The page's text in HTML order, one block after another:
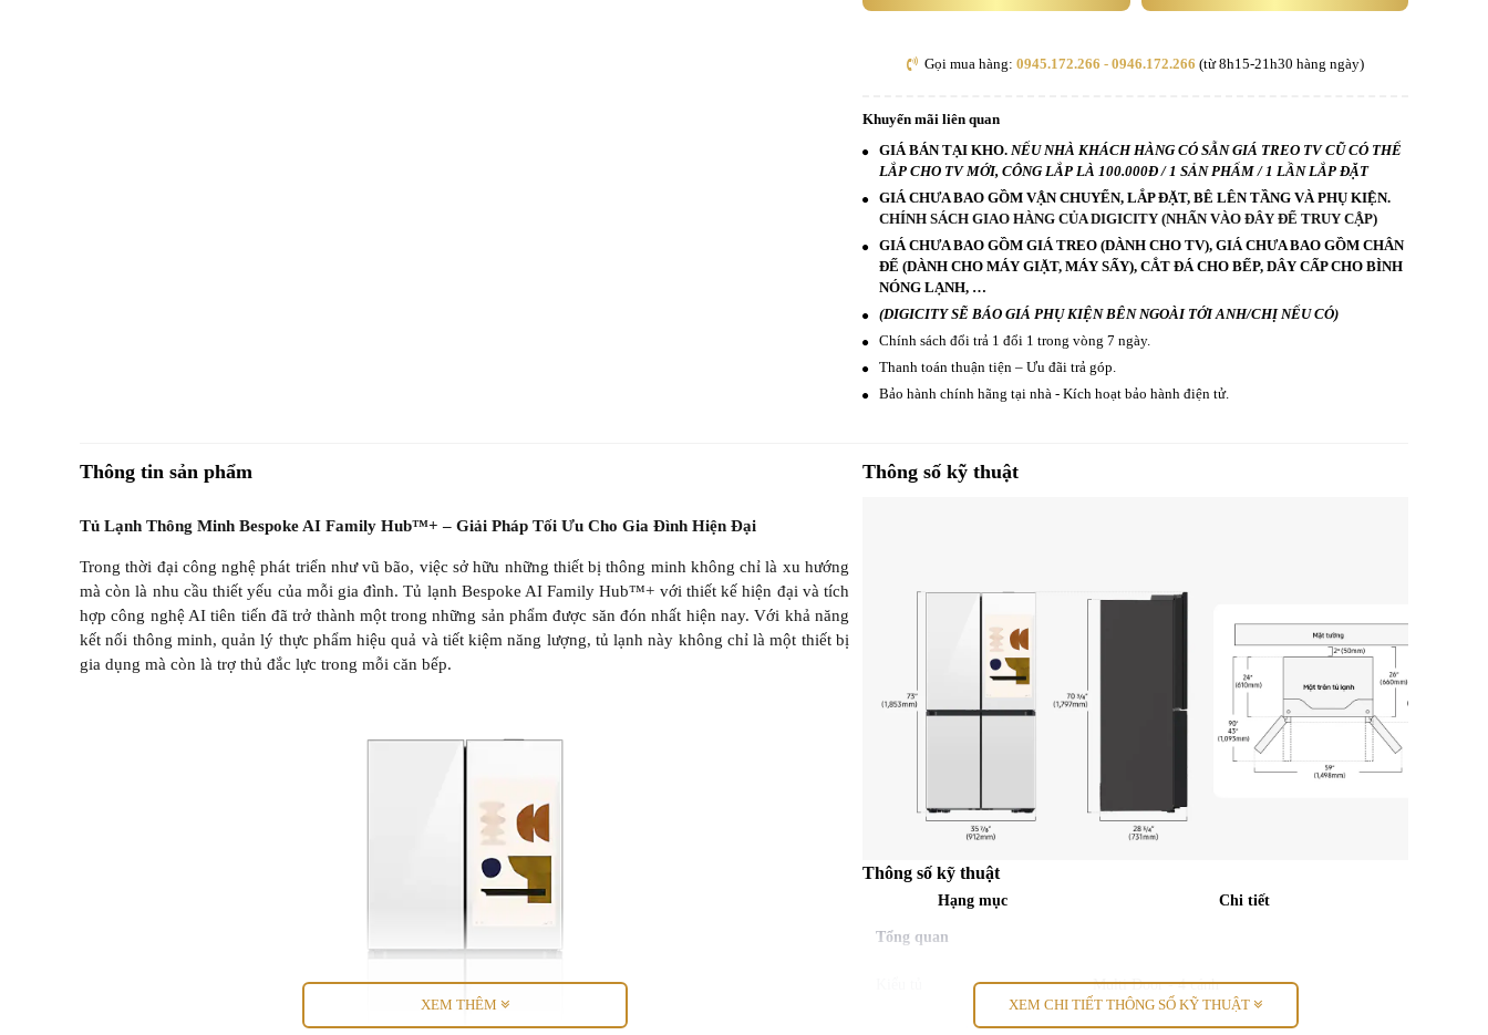
Gọi mua hàng: 0945.172.266 - 0946.172.266 (từ 8h15-21h30 hàng ngày)
Khuyến mãi liên quan
GIÁ BÁN TẠI KHO. NẾU NHÀ KHÁCH HÀNG CÓ SẴN GIÁ TREO TV CŨ CÓ THỂ
LẮP CHO TV MỚI, CÔNG LẮP LÀ 100.000Đ / 1 SẢN PHẨM / 1 LẦN LẮP ĐẶT
GIÁ CHƯA BAO GỒM VẬN CHUYỂN, LẮP ĐẶT, BÊ LÊN TẦNG VÀ PHỤ KIỆN.
CHÍNH SÁCH GIAO HÀNG CỦA DIGICITY (NHẤN VÀO ĐÂY ĐỂ TRUY CẬP)
GIÁ CHƯA BAO GỒM GIÁ TREO (DÀNH CHO TV), GIÁ CHƯA BAO GỒM CHÂN
ĐẾ (DÀNH CHO MÁY GIẶT, MÁY SẤY), CẮT ĐÁ CHO BẾP, DÂY CẤP CHO BÌNH
NÓNG LẠNH, …
(DIGICITY SẼ BÁO GIÁ PHỤ KIỆN BÊN NGOÀI TỚI ANH/CHỊ NẾU CÓ)
Chính sách đổi trả 1 đổi 1 trong vòng 7 ngày.
Thanh toán thuận tiện – Ưu đãi trả góp.
Bảo hành chính hãng tại nhà - Kích hoạt bảo hành điện tử.
Thông tin sản phẩm
Tủ Lạnh Thông Minh Bespoke AI Family Hub™+ – Giải Pháp Tối Ưu Cho Gia Đình Hiện Đại
Trong thời đại công nghệ phát triển như vũ bão, việc sở hữu những thiết bị thông minh không chỉ là xu hướng
mà còn là nhu cầu thiết yếu của mỗi gia đình. Tủ lạnh Bespoke AI Family Hub™+ với thiết kế hiện đại và tích
hợp công nghệ AI tiên tiến đã trở thành một trong những sản phẩm được săn đón nhất hiện nay. Với khả năng
kết nối thông minh, quản lý thực phẩm hiệu quả và tiết kiệm năng lượng, tủ lạnh này không chỉ là một thiết bị
gia dụng mà còn là trợ thủ đắc lực trong mỗi căn bếp.
XEM THÊM
Thông số kỹ thuật
Thông số kỹ thuật
Hạng mục Chi tiết
Tổng quan
Multi Door - 4 cánh
XEM CHI TIẾT THÔNG SỐ KỸ THUẬT